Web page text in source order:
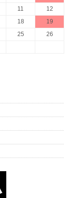
11
12
18
19
25
26